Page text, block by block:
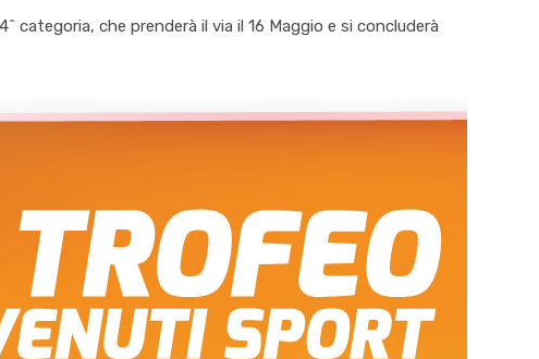
categoria, che prenderà il via il 16 Maggio e si concluderà